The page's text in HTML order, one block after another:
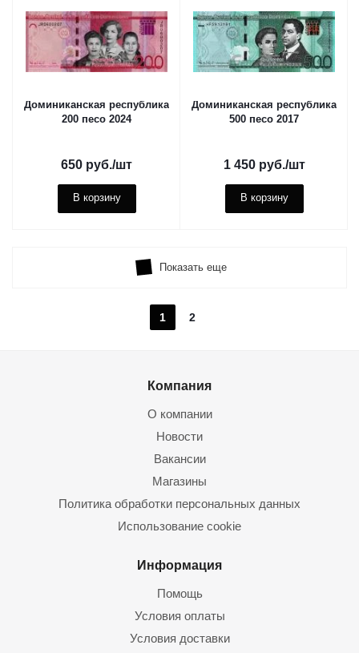
Доминиканская республика
200 песо 2024
650 руб./шт
В корзину
Доминиканская республика
500 песо 2017
1 450руб./шт
В корзину
Показать еще
1 2
Компания
О компании
Новости
Вакансии
Магазины
Политика обработки персональных данных
Использование cookie
Информация
Помощь
Условия оплаты
Условия доставки